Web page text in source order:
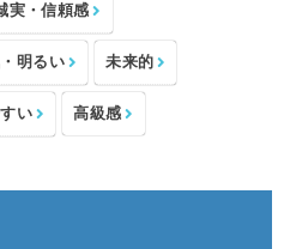
実・信頼感
明るい 未来的
い 高級感